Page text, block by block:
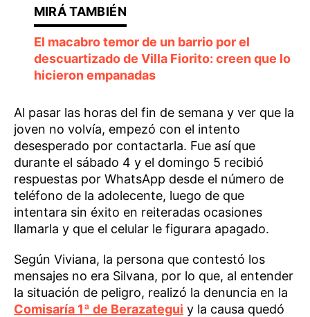
El macabro temor de un barrio por el
descuartizado de Villa Fiorito: creen que lo
hicieron empanadas
Al pasar las horas del fin de semana y ver que la
joven no volvía, empezó con el intento
desesperado por contactarla. Fue así que
durante el sábado 4 y el domingo 5 recibió
respuestas por WhatsApp desde el número de
teléfono de la adolecente, luego de que
intentara sin éxito en reiteradas ocasiones
llamarla y que el celular le figurara apagado.
Según Viviana, la persona que contestó los
mensajes no era Silvana, por lo que, al entender
la situación de peligro, realizó la denuncia en la
Comisaría 1ª de Berazategui y la causa quedó